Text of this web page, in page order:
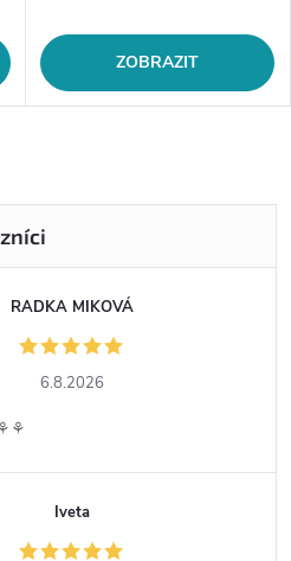
ZOBRAZIT
RADKA MIKOVÁ
6.8.2026
Iveta